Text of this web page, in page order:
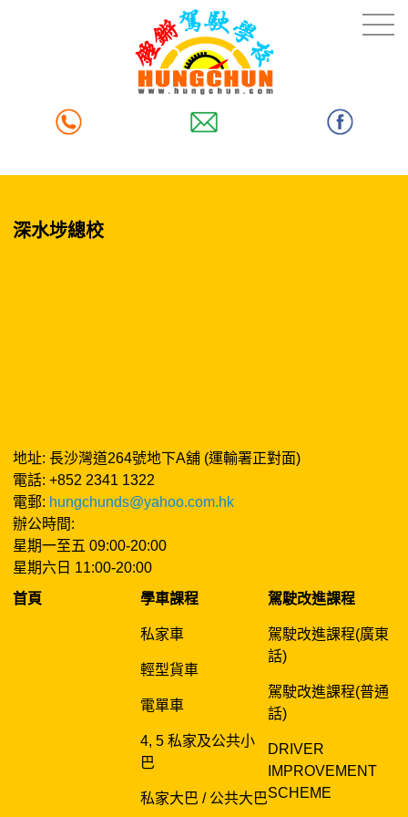
深水埗總校
地址: 長沙灣道264號地下A舖 (運輸署正對面)
電話: +852 2341 1322
電郵: hungchunds@yahoo.com.hk
辦公時間:
星期一至五 09:00-20:00
星期六日 11:00-20:00
首頁
學車課程
私家車
輕型貨車
電單車
4, 5 私家及公共小
巴
私家大巴 / 公共大巴
駕駛改進課程
駕駛改進課程(廣東
話)
駕駛改進課程(普通
話)
DRIVER
IMPROVEMENT
SCHEME